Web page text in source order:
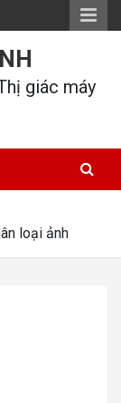
giác máy
loại ảnh